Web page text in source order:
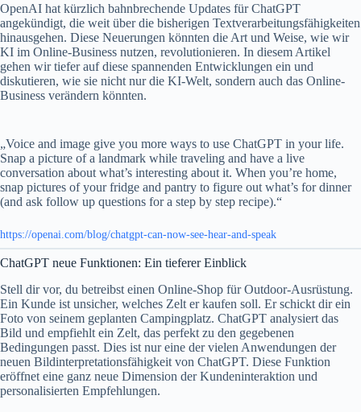
OpenAI hat kürzlich bahnbrechende Updates für ChatGPT
angekündigt, die weit über die bisherigen Textverarbeitungsfähigkeiten
hinausgehen. Diese Neuerungen könnten die Art und Weise, wie wir
KI im Online-Business nutzen, revolutionieren. In diesem Artikel
gehen wir tiefer auf diese spannenden Entwicklungen ein und
diskutieren, wie sie nicht nur die KI-Welt, sondern auch das Online-
Business verändern könnten.
„Voice and image give you more ways to use ChatGPT in your life.
Snap a picture of a landmark while traveling and have a live
conversation about what’s interesting about it. When you’re home,
snap pictures of your fridge and pantry to figure out what’s for dinner
(and ask follow up questions for a step by step recipe).“
https://openai.com/blog/chatgpt-can-now-see-hear-and-speak
ChatGPT neue Funktionen: Ein tieferer Einblick
Stell dir vor, du betreibst einen Online-Shop für Outdoor-Ausrüstung.
Ein Kunde ist unsicher, welches Zelt er kaufen soll. Er schickt dir ein
Foto von seinem geplanten Campingplatz. ChatGPT analysiert das
Bild und empfiehlt ein Zelt, das perfekt zu den gegebenen
Bedingungen passt. Dies ist nur eine der vielen Anwendungen der
neuen Bildinterpretationsfähigkeit von ChatGPT. Diese Funktion
eröffnet eine ganz neue Dimension der Kundeninteraktion und
personalisierten Empfehlungen.